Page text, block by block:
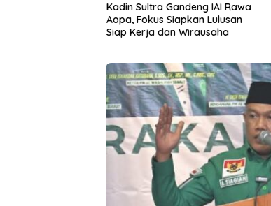
Puluhan Tenant Ramaikan
Festival Kuliner Sultra Maimo
2026